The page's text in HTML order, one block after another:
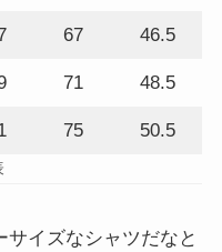
67 46.5
71 48.5
75 50.5
イズなシャツだなと